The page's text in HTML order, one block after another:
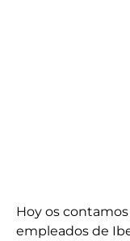
Hoy os
empleados de